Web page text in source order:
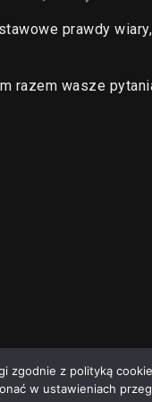
prawdy
razem wasze
zgodnie z polityką
w ustawieniach